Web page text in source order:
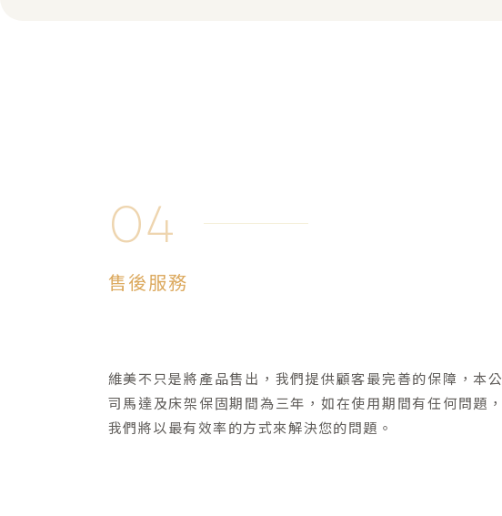
04
售後服務
維美不只是將產品售出，我們提供顧客最完善的保障，本公
司馬達及床架保固期間為三年，如在使用期間有任何問題，
我們將以最有效率的方式來解決您的問題。